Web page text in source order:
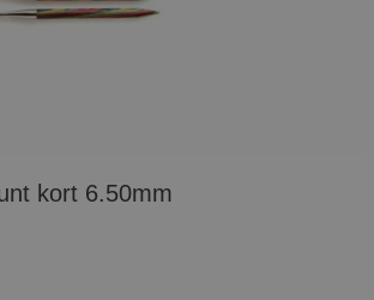
kort 6.50mm